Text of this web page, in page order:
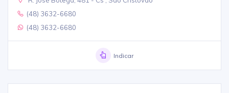
(48) 3632-6680
(48) 3632-6680
Indicar